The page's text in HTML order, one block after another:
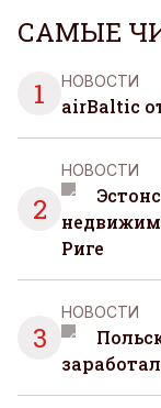
САМЫЕ
1
НОВОСТИ
airBaltic
2
НОВОСТИ
Риге
3
НОВОСТИ